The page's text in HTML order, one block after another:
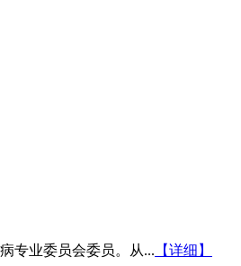
专业委员会委员。从... 【详细】